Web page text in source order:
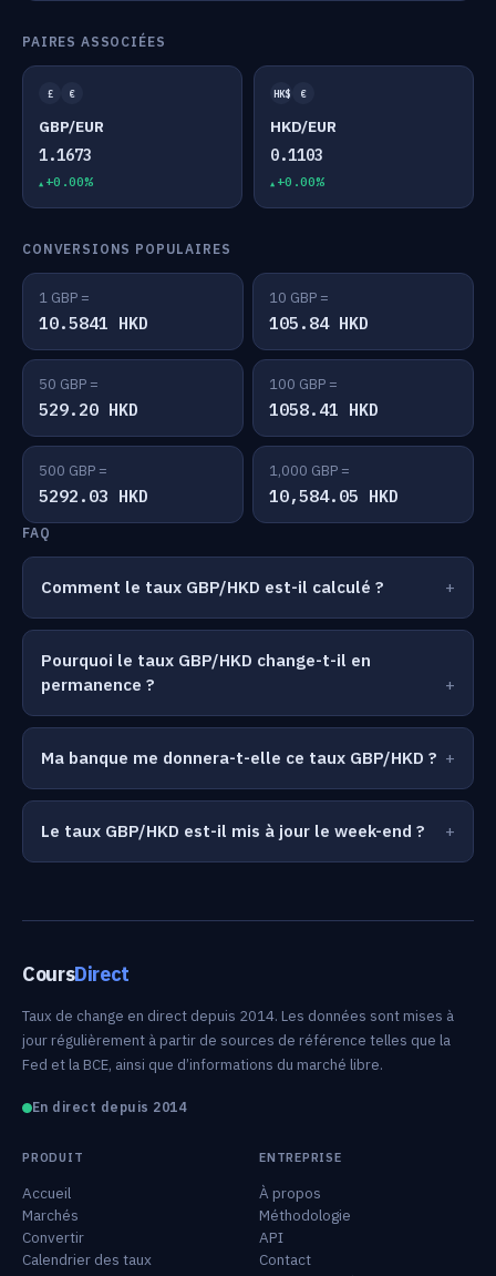
PAIRES ASSOCIÉES
£ €
GBP/EUR
1.1673
+0.00%
HK$ €
HKD/EUR
0.1103
+0.00%
CONVERSIONS POPULAIRES
1 GBP =
10.5841 HKD
10 GBP =
105.84 HKD
50 GBP =
529.20 HKD
100 GBP =
1058.41 HKD
500 GBP =
5292.03 HKD
1,000 GBP =
10,584.05 HKD
FAQ
Comment le taux GBP/HKD est-il calculé ?
Pourquoi le taux GBP/HKD change-t-il en
permanence ?
Ma banque me donnera-t-elle ce taux GBP/HKD ?
Le taux GBP/HKD est-il mis à jour le week-end ?
CoursDirect
Taux de change en direct depuis 2014. Les données sont mises à
jour régulièrement à partir de sources de référence telles que la
Fed et la BCE, ainsi que d’informations du marché libre.
En direct depuis 2014
PRODUIT
Accueil
Marchés
Convertir
Calendrier des taux
ENTREPRISE
À propos
Méthodologie
API
Contact